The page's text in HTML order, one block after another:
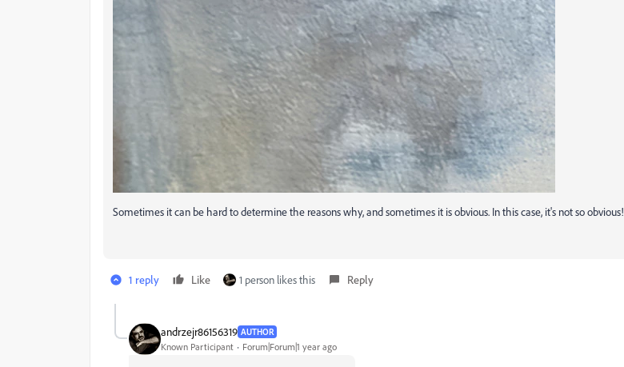
Sometimes it can be hard to determine the reasons why, and sometimes it is obvious. In this case, it's not so obvious!
1 reply Like 1 person likes this Reply
andrzejr86156319 AUTHOR
Known Participant Forum|Forum|1 year ago